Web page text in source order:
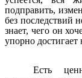
подправить,
без последствий
знает, чего он
упорно
Есть